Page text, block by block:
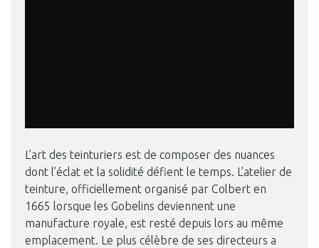
L’art des teinturiers est de composer des nuances
dont l’éclat et la solidité défient le temps. L’atelier de
teinture, officiellement organisé par Colbert en
1665 lorsque les Gobelins deviennent une
manufacture royale, est resté depuis lors au même
emplacement. Le plus célèbre de ses directeurs a